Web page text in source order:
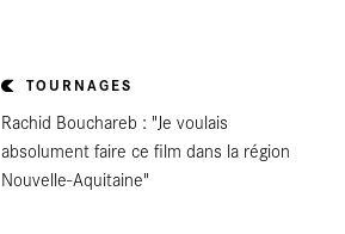
TOURNAGES
Rachid Bouchareb : "Je voulais
absolument faire ce film dans la région
Nouvelle-Aquitaine"